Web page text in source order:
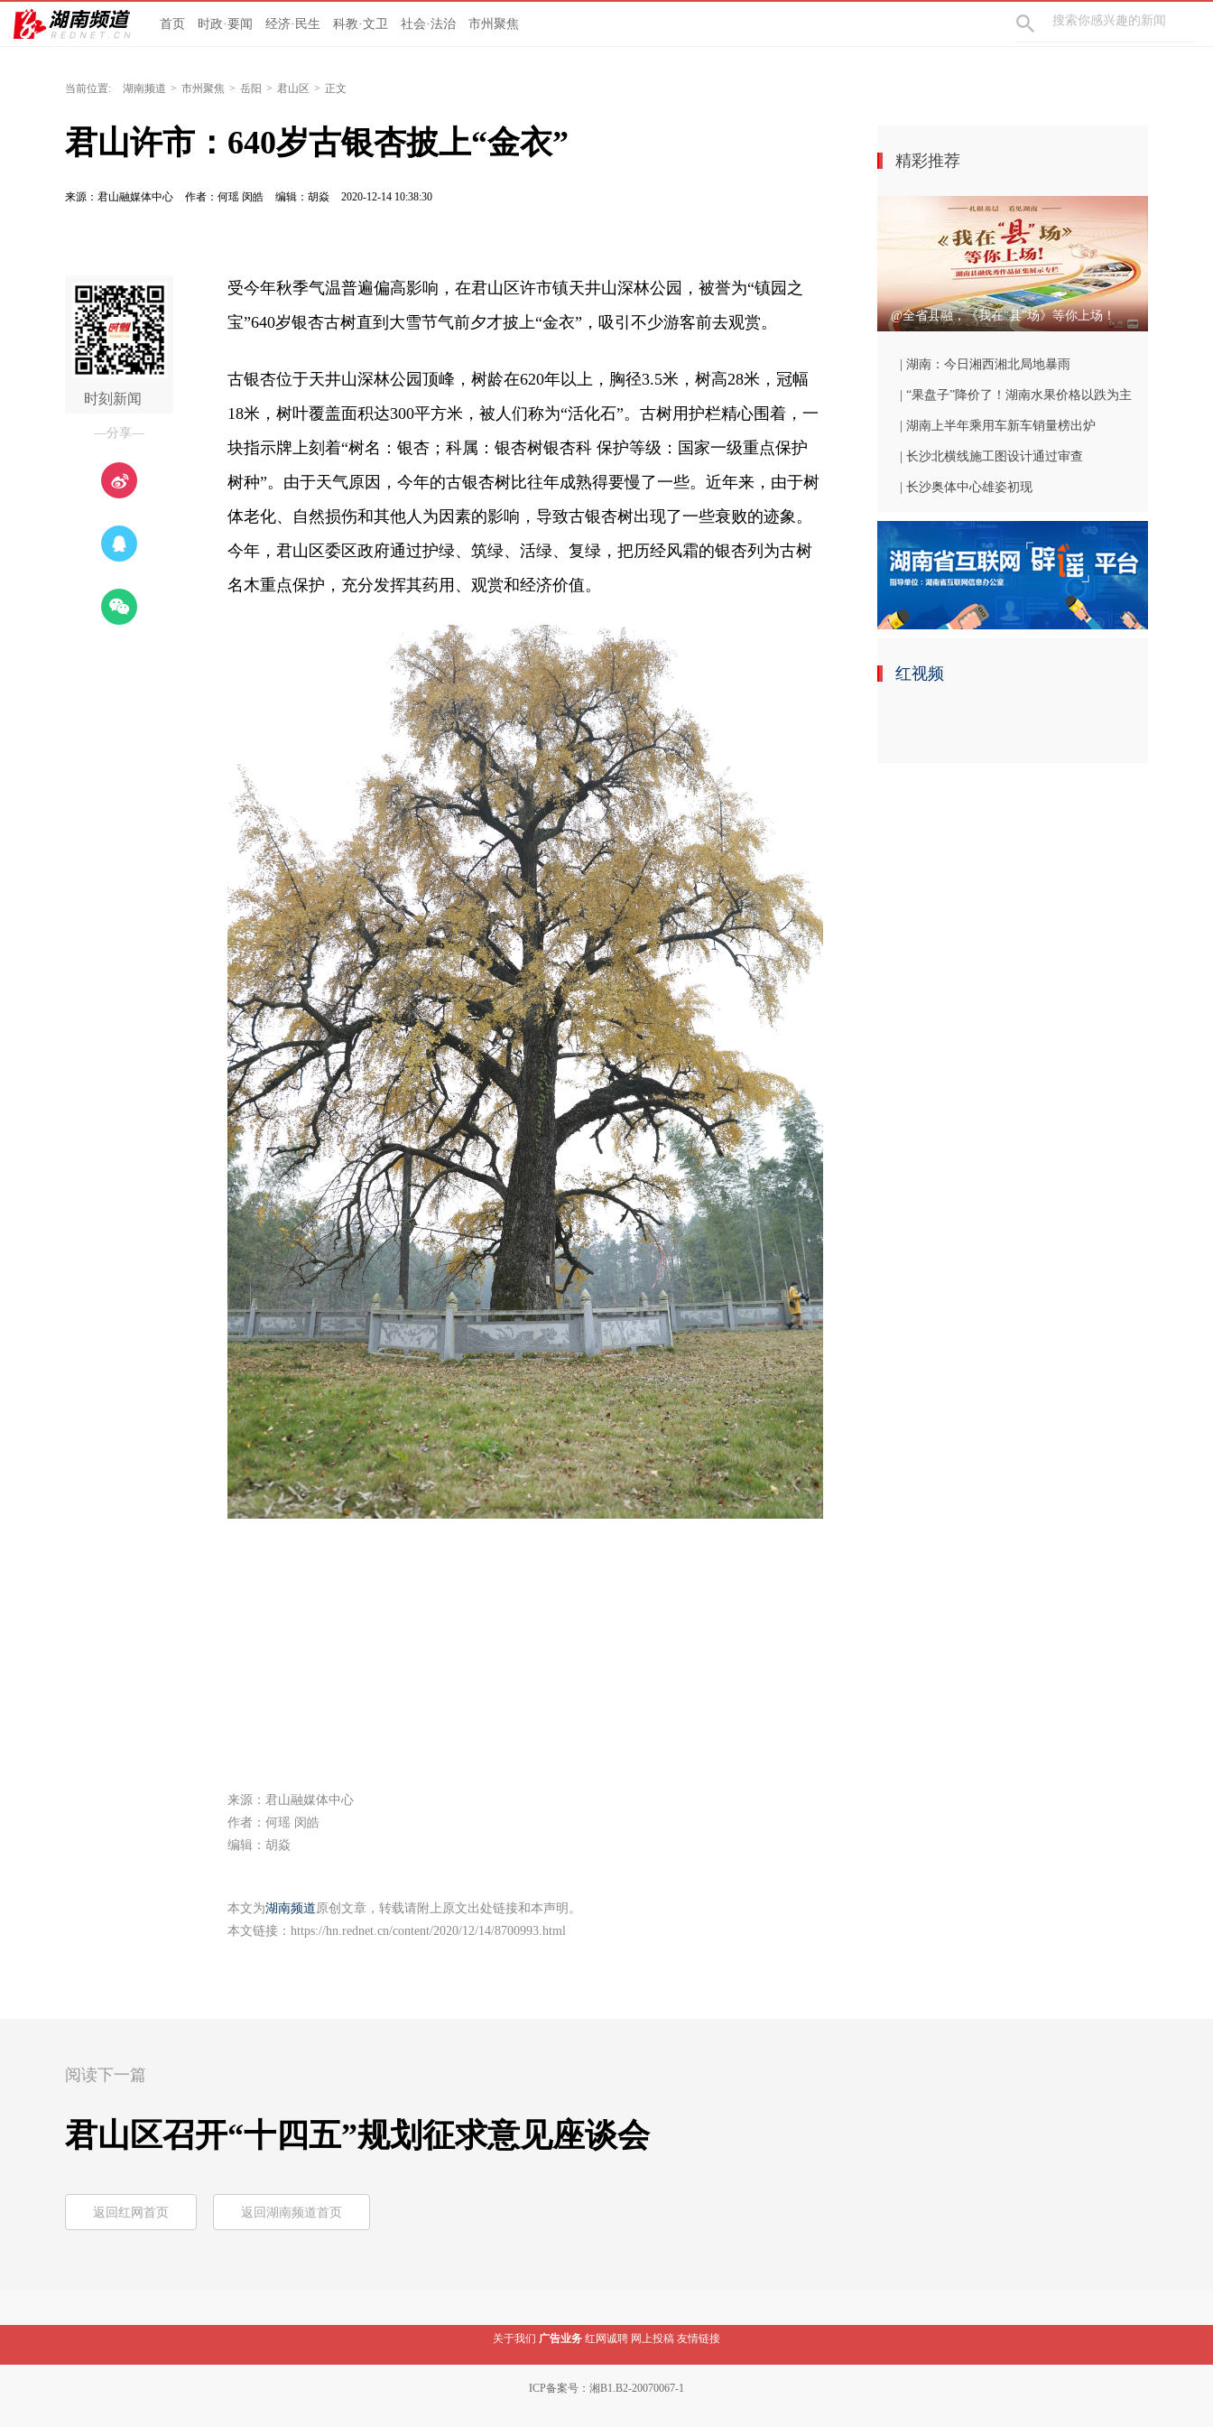
首页 时政·要闻 经济·民生 科教·文卫 社会·法治 市州聚焦
当前位置: 湖南频道 > 市州聚焦 > 岳阳 > 君山区 > 正文
君山许市：640岁古银杏披上“金衣”
来源：君山融媒体中心 作者：何瑶 闵皓 编辑：胡焱 2020-12-14 10:38:30
时刻新闻
—分享—
受今年秋季气温普遍偏高影响，在君山区许市镇天井山深林公园，被誉为“镇园之
宝”640岁银杏古树直到大雪节气前夕才披上“金衣”，吸引不少游客前去观赏。
古银杏位于天井山深林公园顶峰，树龄在620年以上，胸径3.5米，树高28米，冠幅
18米，树叶覆盖面积达300平方米，被人们称为“活化石”。古树用护栏精心围着，一
块指示牌上刻着“树名：银杏；科属：银杏树银杏科 保护等级：国家一级重点保护
树种”。由于天气原因，今年的古银杏树比往年成熟得要慢了一些。近年来，由于树
体老化、自然损伤和其他人为因素的影响，导致古银杏树出现了一些衰败的迹象。
今年，君山区委区政府通过护绿、筑绿、活绿、复绿，把历经风霜的银杏列为古树
名木重点保护，充分发挥其药用、观赏和经济价值。
来源：君山融媒体中心
作者：何瑶 闵皓
编辑：胡焱
本文为湖南频道原创文章，转载请附上原文出处链接和本声明。
本文链接： https://hn.rednet.cn/content/2020/12/14/8700993.html
精彩推荐
@全省县融，《我在“县”场》等你上场！
| 湖南：今日湘西湘北局地暴雨
| “果盘子”降价了！湖南水果价格以跌为主
| 湖南上半年乘用车新车销量榜出炉
| 长沙北横线施工图设计通过审查
| 长沙奥体中心雄姿初现
红视频
阅读下一篇
君山区召开“十四五”规划征求意见座谈会
返回红网首页 返回湖南频道首页
关于我们 广告业务 红网诚聘 网上投稿 友情链接
ICP备案号：湘B1.B2-20070067-1